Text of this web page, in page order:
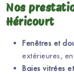
Nos
Héricourt
Fenêtres et
extérieures,
Baies vitrées